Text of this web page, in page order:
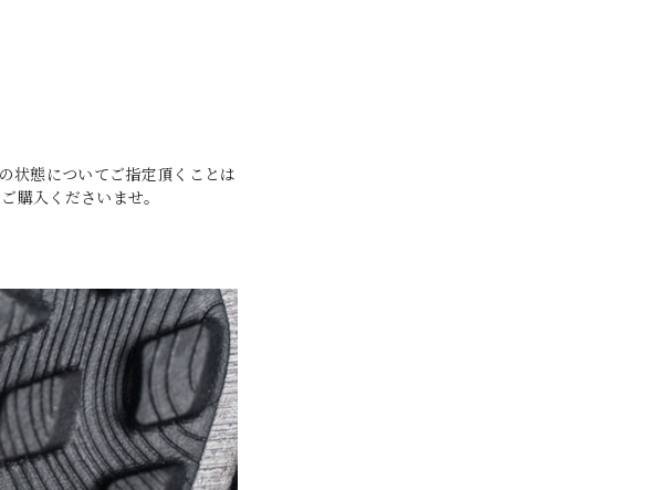
状態についてご指定頂くことは
購入くださいませ。